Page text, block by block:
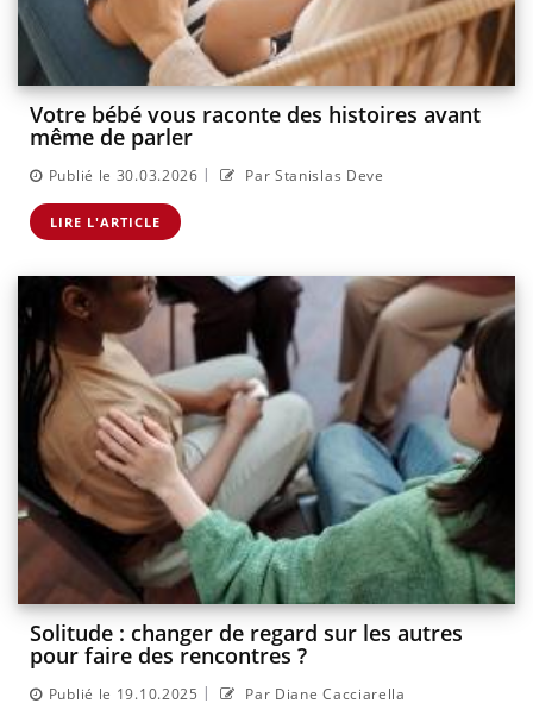
Votre bébé vous raconte des histoires avant
même de parler
Publié le 30.03.2026 | Par Stanislas Deve
LIRE L'ARTICLE
Solitude : changer de regard sur les autres
pour faire des rencontres ?
Publié le 19.10.2025 | Par Diane Cacciarella